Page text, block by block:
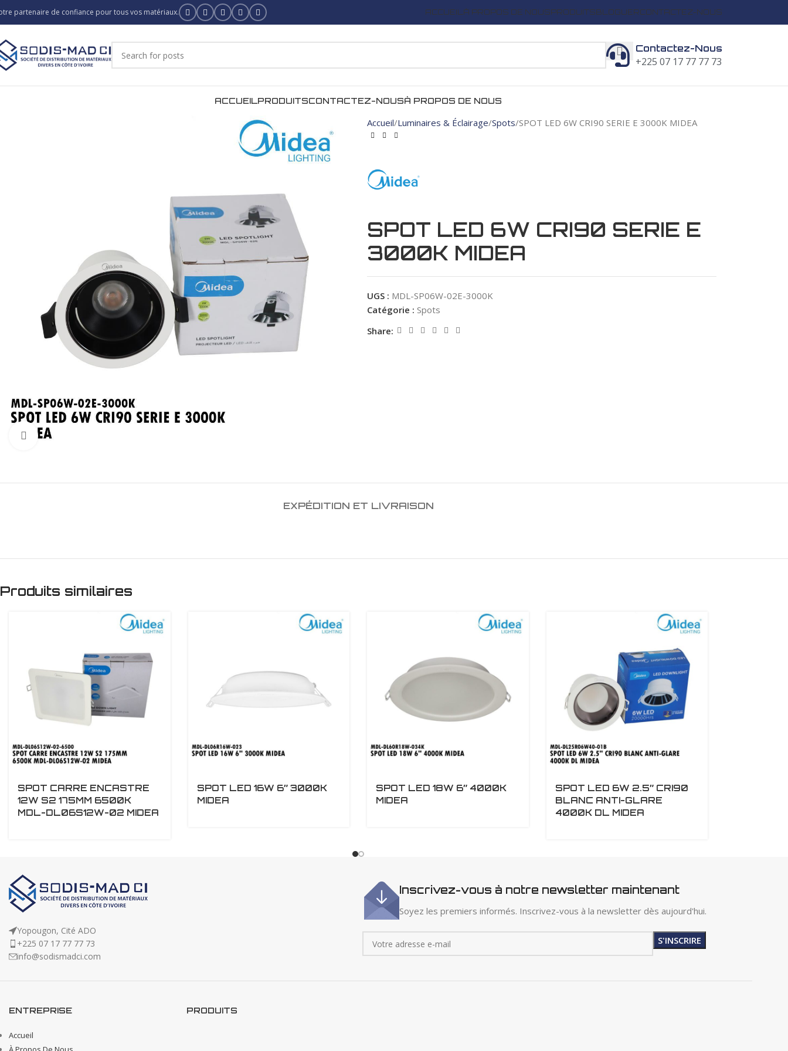
partenaire de confiance pour tous vos matériaux. ACCUEILÀ PROPOS DE NOUSPRODUITSBLOGUERCONTACTEZ-NOUS
Contactez-Nous
+225 07 17 77 77 73
ACCUEILPRODUITSCONTACTEZ-NOUSÀ PROPOS DE NOUS
Click to enlarge
Accueil Luminaires & Éclairage Spots SPOT LED 6W CRI90 SERIE E 3000K MIDEA
SPOT LED 6W CRI90 SERIE E
3000K MIDEA
UGS : MDL-SP06W-02E-3000K
Catégorie : Spots
Share:
EXPÉDITION ET LIVRAISON
Produits similaires
SPOT CARRE ENCASTRE
12W S2 175MM 6500K
MDL-DL06S12W-02 MIDEA
SPOT LED 16W 6″ 3000K
MIDEA
SPOT LED 18W 6″ 4000K
MIDEA
SPOT LED 6W 2.5″ CRI90
BLANC ANTI-GLARE
4000K DL MIDEA
Yopougon, Cité ADO
+225 07 17 77 77 73
info@sodismadci.com
Inscrivez-vous à notre newsletter maintenant
Soyez les premiers informés. Inscrivez-vous à la newsletter dès aujourd'hui.
ENTREPRISE
Accueil
PRODUITS